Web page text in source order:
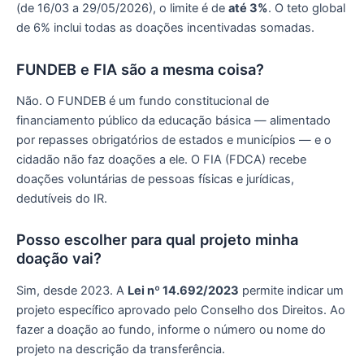
(de 16/03 a 29/05/2026), o limite é de até 3%. O teto global
de 6% inclui todas as doações incentivadas somadas.
FUNDEB e FIA são a mesma coisa?
Não. O FUNDEB é um fundo constitucional de
financiamento público da educação básica — alimentado
por repasses obrigatórios de estados e municípios — e o
cidadão não faz doações a ele. O FIA (FDCA) recebe
doações voluntárias de pessoas físicas e jurídicas,
dedutíveis do IR.
Posso escolher para qual projeto minha
doação vai?
Sim, desde 2023. A Lei nº 14.692/2023 permite indicar um
projeto específico aprovado pelo Conselho dos Direitos. Ao
fazer a doação ao fundo, informe o número ou nome do
projeto na descrição da transferência.